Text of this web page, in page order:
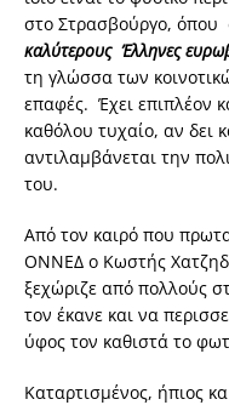
στο Στρασβούργο, όπου
καλύτερους Έλληνες
τη γλώσσα των
επαφές. Έχει επιπλέον
καθόλου τυχαίο, αν δει
αντιλαμβάνεται την
του.
Από τον καιρό που
ΟΝΝΕΔ ο Κωστής
ξεχώριζε από πολλούς
τον έκανε και να
ύφος τον καθιστά το
Καταρτισμένος, ήπιος